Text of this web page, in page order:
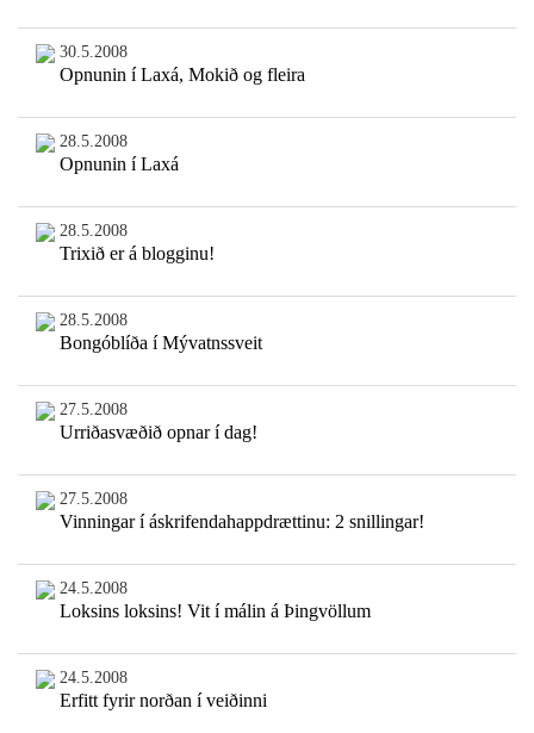
30.5.2008
Opnunin í Laxá, Mokið og fleira
28.5.2008
Opnunin í Laxá
28.5.2008
Trixið er á blogginu!
28.5.2008
Bongóblíða í Mývatnssveit
27.5.2008
Urriðasvæðið opnar í dag!
27.5.2008
Vinningar í áskrifendahappdrættinu: 2 snillingar!
24.5.2008
Loksins loksins! Vit í málin á Þingvöllum
24.5.2008
Erfitt fyrir norðan í veiðinni